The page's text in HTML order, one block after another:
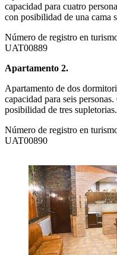
capacidad para cuatro
con posibilidad de una cama
Número de registro en
UAT00889
Apartamento 2.
Apartamento de dos
capacidad para seis
posibilidad de tres supletorias.
Número de registro en
UAT00890